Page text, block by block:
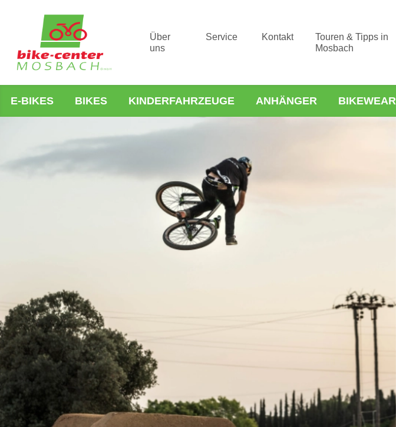
Über
uns
Service Kontakt
Touren & Tipps in
Mosbach
E-BIKES BIKES KINDERFAHRZEUGE ANHÄNGER BIKEWEAR